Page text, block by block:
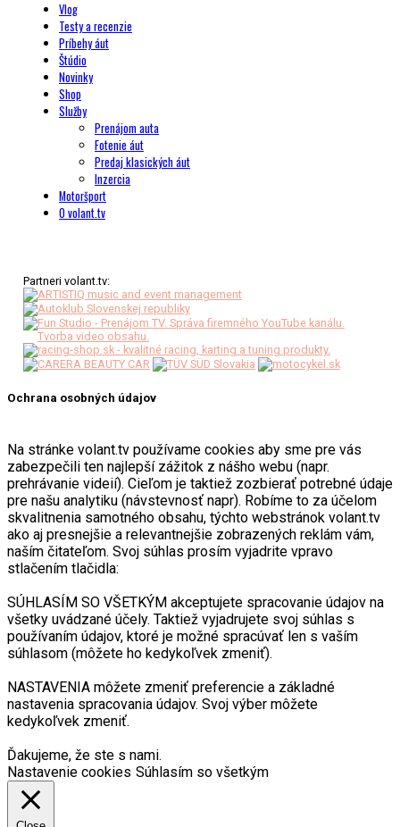
Vlog
Testy a recenzie
Príbehy áut
Štúdio
Novinky
Shop
Služby
Prenájom auta
Fotenie áut
Predaj klasických áut
Inzercia
Motoršport
O volant.tv
Partneri volant.tv:
Ochrana osobných údajov
Na stránke volant.tv používame cookies aby sme pre vás
zabezpečili ten najlepší zážitok z nášho webu (napr.
prehrávanie videií). Cieľom je taktiež zozbierať potrebné údaje
pre našu analytiku (návstevnosť napr). Robíme to za účelom
skvalitnenia samotného obsahu, týchto webstránok volant.tv
ako aj presnejšie a relevantnejšie zobrazených reklám vám,
naším čitateľom. Svoj súhlas prosím vyjadrite vpravo
stlačením tlačidla:
SÚHLASÍM SO VŠETKÝM akceptujete spracovanie údajov na
všetky uvádzané účely. Taktiež vyjadrujete svoj súhlas s
používaním údajov, ktoré je možné spracúvať len s vaším
súhlasom (môžete ho kedykoľvek zmeniť).
NASTAVENIA môžete zmeniť preferencie a základné
nastavenia spracovania údajov. Svoj výber môžete
kedykoľvek zmeniť.
Ďakujeme, že ste s nami.
Nastavenie cookies Súhlasím so všetkým